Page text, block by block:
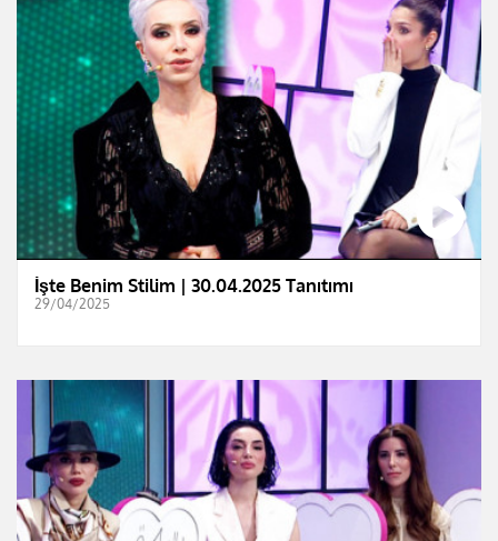
İşte Benim Stilim | 30.04.2025 Tanıtımı
29/04/2025